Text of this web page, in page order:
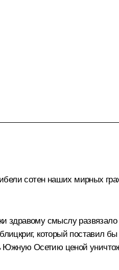
сотен наших мирных
здравому смыслу
который поставил
Осетию ценой